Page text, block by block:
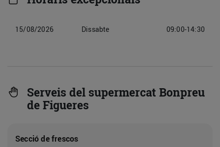
15/08/2026 Dissabte 09:00-14:30
Serveis del supermercat Bonpreu
de Figueres
Secció de frescos